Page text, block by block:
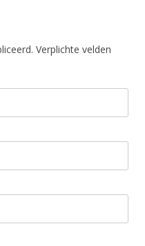
Verplichte velden